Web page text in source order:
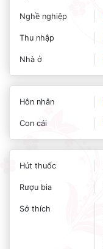
Nghề nghiệp
Thu nhập
Nhà ở
Hôn nhân
Con cái
Hút thuốc
Rượu bia
Sở thích